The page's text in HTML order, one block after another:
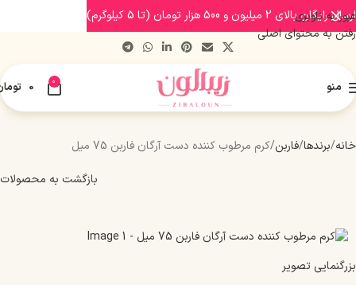
عبور به ناوبری
رفتن به محتوای اصلی
منو 0
0
خانه برندها فاربن کرم مرطوب کننده دست آرگان فاربن 75 میل
بازگشت به محصولات
بزرگنمایی تصویر
ارسال رایگان بالای 2 میلیون و 500 هزار تومان (تا 5 کیلوگرم)